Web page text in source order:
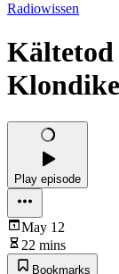
Radiowissen
Kältetod
Play episode
May 12
22 mins
Bookmarks